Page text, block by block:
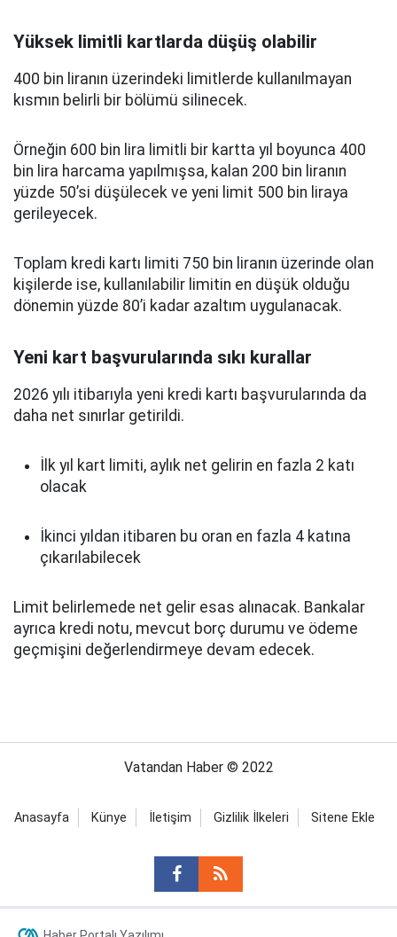
Yüksek limitli kartlarda düşüş olabilir
400 bin liranın üzerindeki limitlerde kullanılmayan
kısmın belirli bir bölümü silinecek.
Örneğin 600 bin lira limitli bir kartta yıl boyunca 400
bin lira harcama yapılmışsa, kalan 200 bin liranın
yüzde 50’si düşülecek ve yeni limit 500 bin liraya
gerileyecek.
Toplam kredi kartı limiti 750 bin liranın üzerinde olan
kişilerde ise, kullanılabilir limitin en düşük olduğu
dönemin yüzde 80’i kadar azaltım uygulanacak.
Yeni kart başvurularında sıkı kurallar
2026 yılı itibarıyla yeni kredi kartı başvurularında da
daha net sınırlar getirildi.
İlk yıl kart limiti, aylık net gelirin en fazla 2 katı
olacak
İkinci yıldan itibaren bu oran en fazla 4 katına
çıkarılabilecek
Limit belirlemede net gelir esas alınacak. Bankalar
ayrıca kredi notu, mevcut borç durumu ve ödeme
geçmişini değerlendirmeye devam edecek.
Vatandan Haber © 2022
Anasayfa Künye İletişim Gizlilik İlkeleri Sitene Ekle